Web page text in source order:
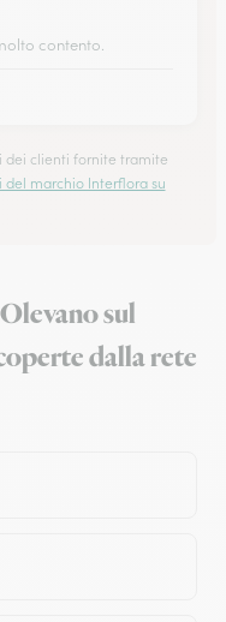
contento.
dei clienti fornite tramite
del marchio Interflora su
sul
dalla rete